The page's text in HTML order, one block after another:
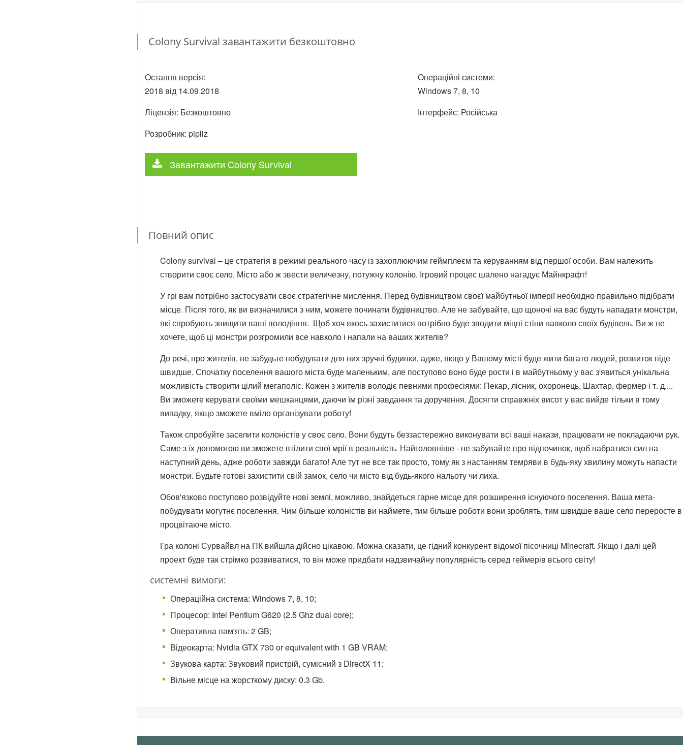
Colony Survival завантажити безкоштовно
Остання версія:
2018 від 14.09 2018
Ліцензія: Безкоштовно
Розробник: pipliz
Операційні системи:
Windows 7, 8, 10
Інтерфейс: Російська
Завантажити Colony Survival
Повний опис
Colony survival – це стратегія в режимі реального часу із захоплюючим геймплеєм та керуванням від першої особи. Вам належить
створити своє село, Місто або ж звести величезну, потужну колонію. Ігровий процес шалено нагадує Майнкрафт!
У грі вам потрібно застосувати своє стратегічне мислення. Перед будівництвом своєї майбутньої імперії необхідно правильно підібрати
місце. Після того, як ви визначилися з ним, можете починати будівництво. Але не забувайте, що щоночі на вас будуть нападати монстри,
які спробують знищити ваші володіння. Щоб хоч якось захиститися потрібно буде зводити міцні стіни навколо своїх будівель. Ви ж не
хочете, щоб ці монстри розгромили все навколо і напали на ваших жителів?
До речі, про жителів, не забудьте побудувати для них зручні будинки, адже, якщо у Вашому місті буде жити багато людей, розвиток піде
швидше. Спочатку поселення вашого міста буде маленьким, але поступово воно буде рости і в майбутньому у вас з'явиться унікальна
можливість створити цілий мегаполіс. Кожен з жителів володіє певними професіями: Пекар, лісник, охоронець, Шахтар, фермер і т. д....
Ви зможете керувати своїми мешканцями, даючи їм різні завдання та доручення. Досягти справжніх висот у вас вийде тільки в тому
випадку, якщо зможете вміло організувати роботу!
Також спробуйте заселити колоністів у своє село. Вони будуть беззастережно виконувати всі ваші накази, працювати не покладаючи рук.
Саме з їх допомогою ви зможете втілити свої мрії в реальність. Найголовніше - не забувайте про відпочинок, щоб набратися сил на
наступний день, адже роботи завжди багато! Але тут не все так просто, тому як з настанням темряви в будь-яку хвилину можуть напасти
монстри. Будьте готові захистити свій замок, село чи місто від будь-якого нальоту чи лиха.
Обов'язково поступово розвідуйте нові землі, можливо, знайдеться гарне місце для розширення існуючого поселення. Ваша мета-
побудувати могутнє поселення. Чим більше колоністів ви наймете, тим більше роботи вони зроблять, тим швидше ваше село переросте в
процвітаюче місто.
Гра колоні Сурвайвл на ПК вийшла дійсно цікавою. Можна сказати, це гідний конкурент відомої пісочниці Minecraft. Якщо і далі цей
проект буде так стрімко розвиватися, то він може придбати надзвичайну популярність серед геймерів всього світу!
системні вимоги:
Операційна система: Windows 7, 8, 10;
Процесор: Intel Pentium G620 (2.5 Ghz dual core);
Оперативна пам'ять: 2 GB;
Відеокарта: Nvidia GTX 730 or equivalent with 1 GB VRAM;
Звукова карта: Звуковий пристрій, сумісний з DirectX 11;
Вільне місце на жорсткому диску: 0.3 Gb.